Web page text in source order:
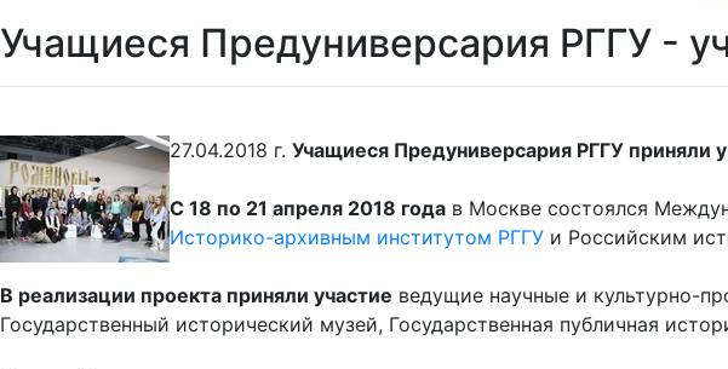
Учащиеся Предуниверсария РГГУ -
27.04.2018 г. Учащиеся Предуниверсария РГГУ
С 18 по 21 апреля 2018 года в Москве состоялся
Историко-архивным институтом РГГУ и Российским
В реализации проекта приняли участие ведущие научные и культурно-
Государственный исторический музей, Государственная публичная